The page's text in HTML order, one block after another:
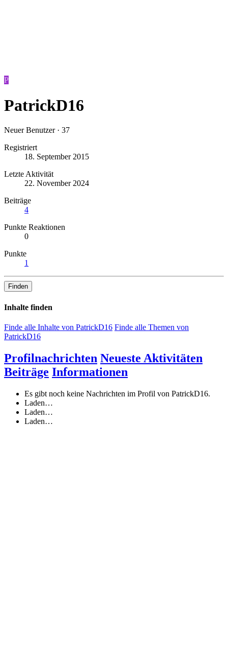
P
PatrickD16
Neuer Benutzer · 37
Registriert
18. September 2015
Letzte Aktivität
22. November 2024
Beiträge
4
Punkte Reaktionen
0
Punkte
1
Finden
Inhalte finden
Finde alle Inhalte von PatrickD16 Finde alle Themen von
PatrickD16
Profilnachrichten Neueste Aktivitäten
Beiträge Informationen
Es gibt noch keine Nachrichten im Profil von PatrickD16.
Laden…
Laden…
Laden…